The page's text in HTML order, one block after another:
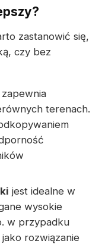
zastanowić się,
czy bez
zapewnia
terenach.
jest idealne w
wysokie
w przypadku
rozwiązanie